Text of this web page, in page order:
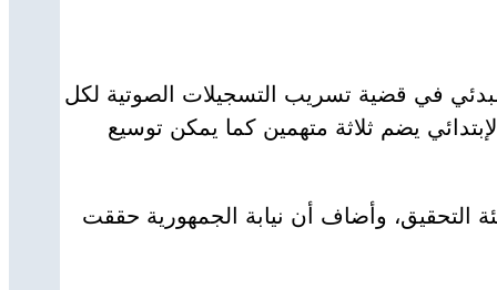
في قضية تسريب التسجيلات الصوتية لكل
يضم ثلاثة متهمين كما يمكن توسيع
للقضية قدرت مدته بثلاث دقائق و48 ثانية وهو بحوزة هيئة التحقيق، وأضاف أن نيابة الجمهورية حققت